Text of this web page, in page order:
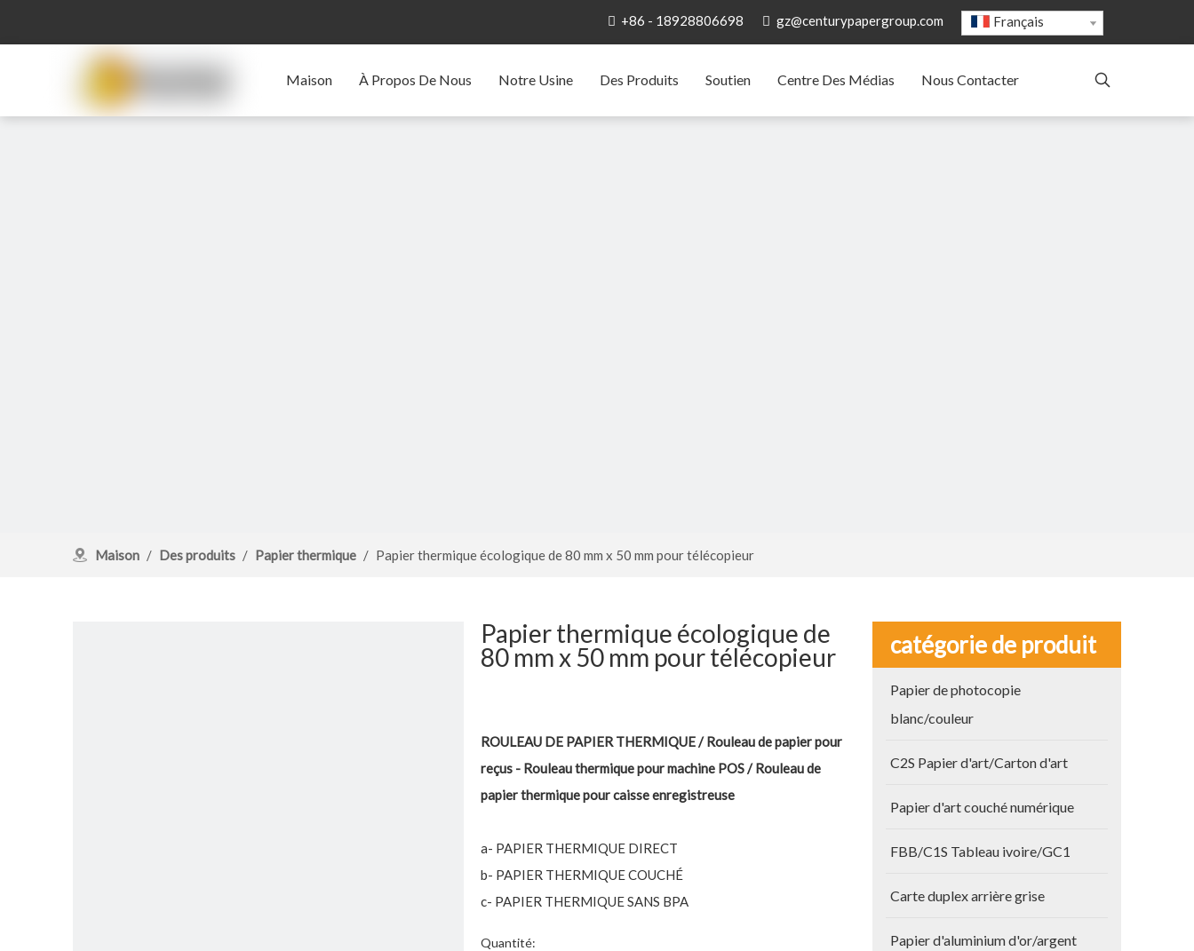
 +86 - 18928806698  gz@centurypapergroup.com Français
Maison À Propos De Nous Notre Usine Des Produits Soutien Centre Des Médias Nous Contacter
Maison / Des produits / Papier thermique / Papier thermique écologique de 80 mm x 50 mm pour télécopieur
Papier thermique écologique de
80 mm x 50 mm pour télécopieur
ROULEAU DE PAPIER THERMIQUE / Rouleau de papier pour
reçus - Rouleau thermique pour machine POS / Rouleau de
papier thermique pour caisse enregistreuse
a- PAPIER THERMIQUE DIRECT
b- PAPIER THERMIQUE COUCHÉ
c- PAPIER THERMIQUE SANS BPA
Quantité:
catégorie de produit
Papier de photocopie
blanc/couleur
C2S Papier d'art/Carton d'art
Papier d'art couché numérique
FBB/C1S Tableau ivoire/GC1
Carte duplex arrière grise
Papier d'aluminium d'or/argent